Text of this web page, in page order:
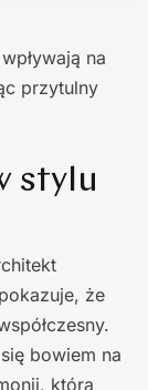
na
przytulny
stylu
że
bowiem na
która